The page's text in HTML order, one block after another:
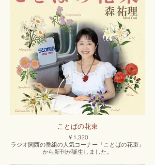
ことばの花束
￥1,320
ラジオ関西の番組の人気コーナー「ことばの花束」
から新刊が誕生しました。